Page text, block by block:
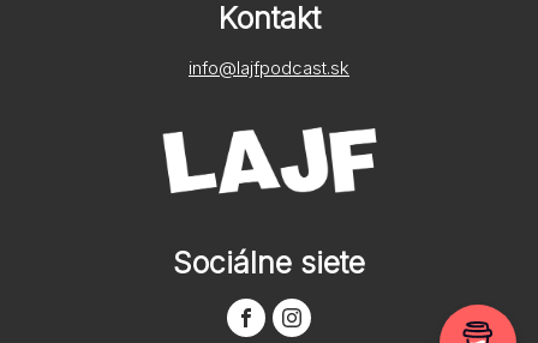
Kontakt
info@lajfpodcast.sk
Sociálne siete